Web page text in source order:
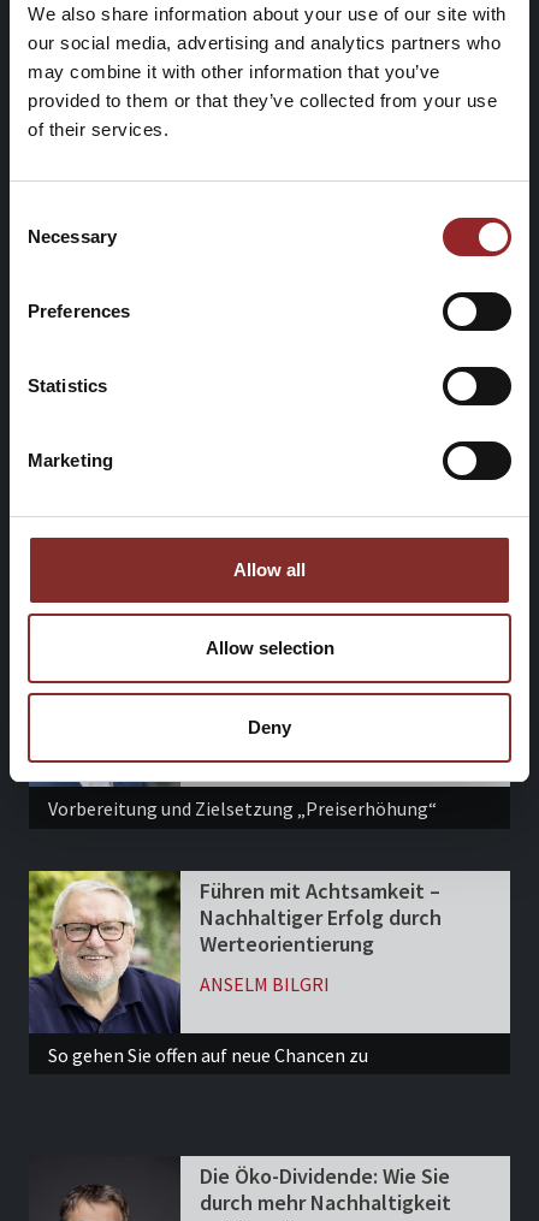
We also share information about your use of our site with
our social media, advertising and analytics partners who
may combine it with other information that you’ve
provided to them or that they’ve collected from your use
of their services.
Selection
Necessary
Preferences
Statistics
Marketing
Allow all
Allow selection
Deny